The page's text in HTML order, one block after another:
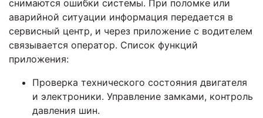
снимаются ошибки системы. При поломке или
аварийной ситуации информация передается в
сервисный центр, и через приложение с водителем
связывается оператор. Список функций
приложения:
Проверка технического состояния двигателя
и электроники. Управление замками, контроль
давления шин.